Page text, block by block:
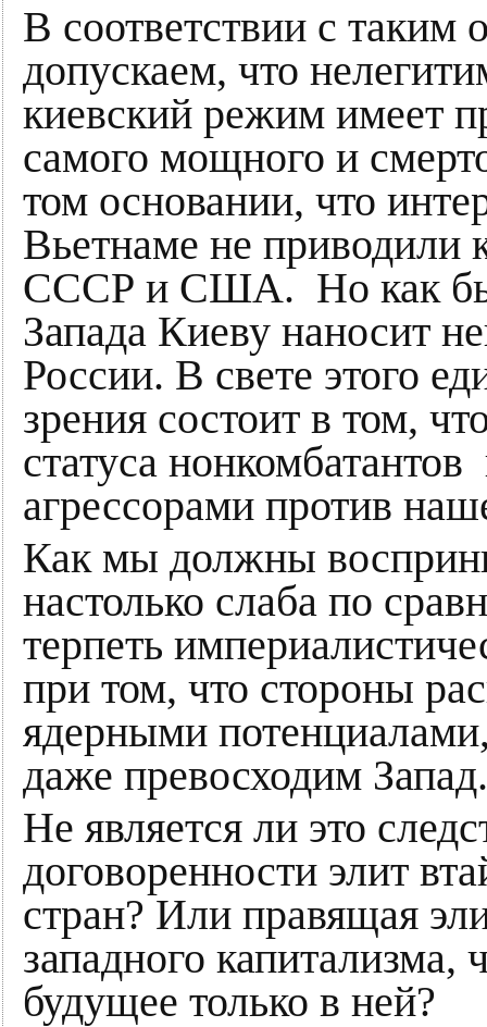
В соответствии с
допускаем, что
киевский режим имеет
самого мощного и
том основании, что
Вьетнаме не приводили
СССР и США. Но как
Запада Киеву наносит
России. В свете этого
зрения состоит в том,
статуса
агрессорами против
Как мы должны
настолько слаба по
терпеть
при том, что стороны
ядерными
даже превосходим Запад.
Не является ли это
договоренности элит
стран? Или правящая
западного капитализма,
будущее только в ней?